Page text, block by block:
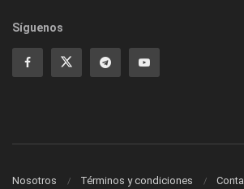
Síguenos
Nosotros Términos y condiciones